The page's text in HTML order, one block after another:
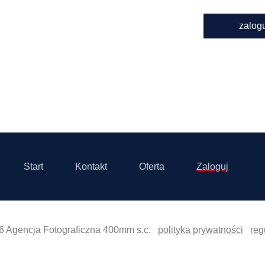
Start Kontakt Oferta Zaloguj
Agencja Fotograficzna 400mm s.c. polityka prywatności